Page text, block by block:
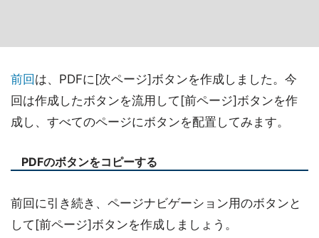
前回 は、PDFに[次ページ]ボタンを作成しました。今
回は作成したボタンを流用して[前ページ]ボタンを作
成し、すべてのページにボタンを配置してみます。
PDFのボタンをコピーする
前回に引き続き、ページナビゲーション用のボタンと
して[前ページ]ボタンを作成しましょう。